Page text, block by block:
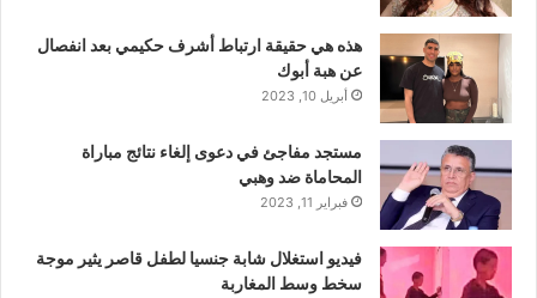
هذه هي حقيقة ارتباط أشرف حكيمي بعد انفصال
عن هبة أبوك
أبريل 10, 2023
مستجد مفاجئ في دعوى إلغاء نتائج مباراة
المحاماة ضد وهبي
فبراير 11, 2023
فيديو استغلال شابة جنسيا لطفل قاصر يثير موجة
سخط وسط المغاربة